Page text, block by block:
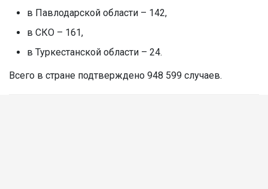
в Павлодарской области – 142,
в СКО – 161,
в Туркестанской области – 24.
Всего в стране подтверждено 948 599 случаев.